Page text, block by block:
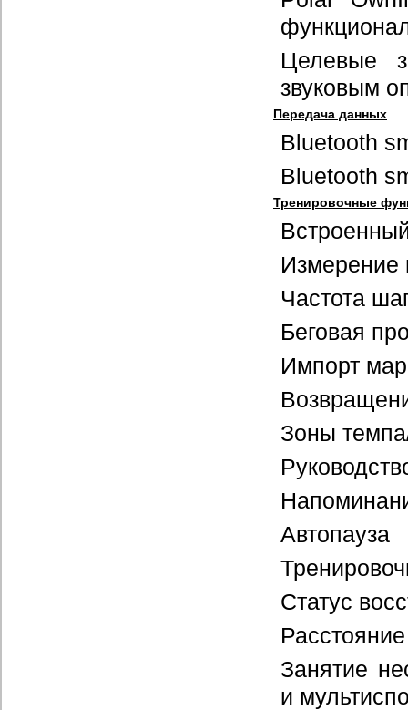
Целевые
звуковым
Передача данных
Bluetooth
Bluetooth
Тренировочные
Измерение
Частота
Беговая
Импорт
Зоны
Автопауза
Статус
Занятие
и